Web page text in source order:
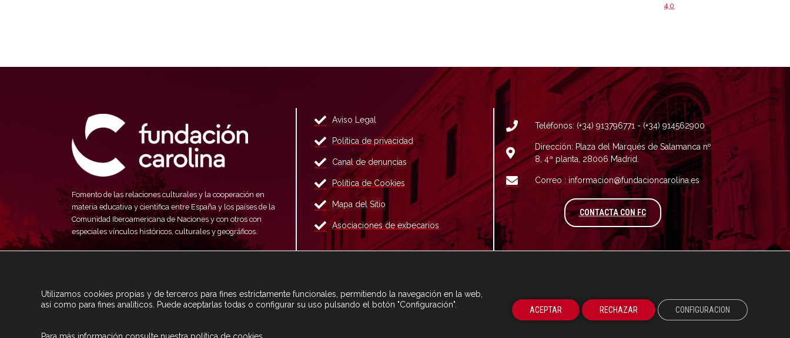
4.0
Fomento de las relaciones culturales y la cooperación en
materia educativa y científica entre España y los países de la
Comunidad Iberoamericana de Naciones y con otros con
especiales vínculos históricos, culturales y geográficos.
Aviso Legal
Política de privacidad
Canal de denuncias
Política de Cookies
Mapa del Sitio
Asociaciones de exbecarios
Teléfonos: (+34) 913796771 - (+34) 914562900
Dirección: Plaza del Marqués de Salamanca nº
8, 4ª planta, 28006 Madrid.
Correo : informacion@fundacioncarolina.es
CONTACTA CON FCA TRAVÉS DEL FORMULARIO DE
Utilizamos cookies propias y de terceros para fines estrictamente funcionales, permitiendo la navegación en la web,
así como para fines analíticos. Puede aceptarlas todas o configurar su uso pulsando el botón "Configuración".
ACEPTAR RECHAZAR CONFIGURACION